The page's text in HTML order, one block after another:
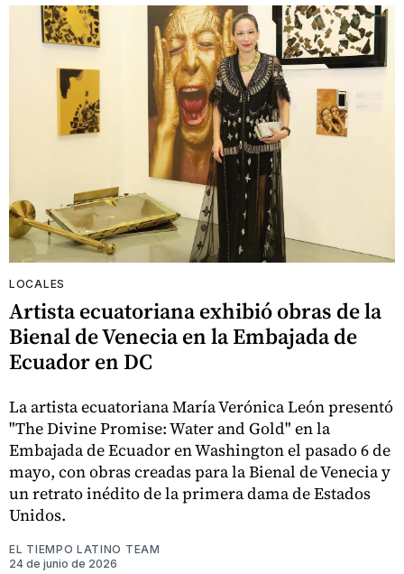
LOCALES
Artista ecuatoriana exhibió obras de la
Bienal de Venecia en la Embajada de
Ecuador en DC
La artista ecuatoriana María Verónica León presentó
"The Divine Promise: Water and Gold" en la
Embajada de Ecuador en Washington el pasado 6 de
mayo, con obras creadas para la Bienal de Venecia y
un retrato inédito de la primera dama de Estados
Unidos.
EL TIEMPO LATINO TEAM
24 de junio de 2026